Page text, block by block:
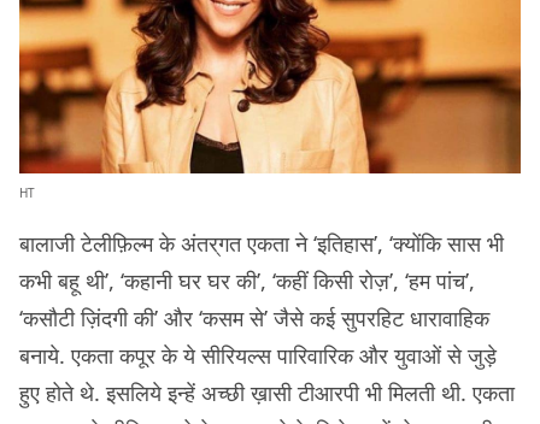
HT
बालाजी टेलीफ़िल्म के अंतर्गत एकता ने ‘इतिहास’, ‘क्योंकि सास भी
कभी बहू थी’, ‘कहानी घर घर की’, ‘कहीं किसी रोज़’, ‘हम पांच’,
‘कसौटी ज़िंदगी की’ और ‘कसम से’ जैसे कई सुपरहिट धारावाहिक
बनाये. एकता कपूर के ये सीरियल्स पारिवारिक और युवाओं से जुड़े
हुए होते थे. इसलिये इन्हें अच्छी ख़ासी टीआरपी भी मिलती थी. एकता